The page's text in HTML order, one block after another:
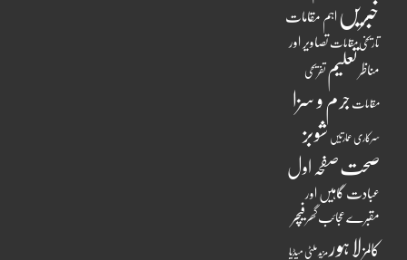
خبریں اہم مقامات
تاریخی مقامات تصاویر اور
مناظر تعلیم تفریحی
مقامات جرم و سزا
سرکاری عمارتیں شوبز
صحت صفحہ اول
عبادت گاہیں اور
مقبرے عجائب گھر فیچر
کالمزلاہور مزید ملٹی میڈیا